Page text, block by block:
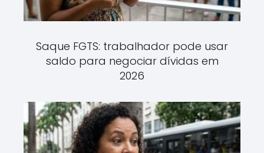
Saque FGTS: trabalhador pode usar
saldo para negociar dívidas em
2026